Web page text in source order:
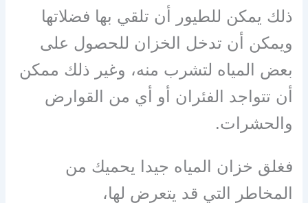
ذلك يمكن للطيور أن تلقي بها فضلاتها
ويمكن أن تدخل الخزان للحصول على
بعض المياه لتشرب منه، وغير ذلك ممكن
أن تتواجد الفئران أو أي من القوارض
والحشرات.
فغلق خزان المياه جيدا يحميك من
المخاطر التي قد يتعرض لها،